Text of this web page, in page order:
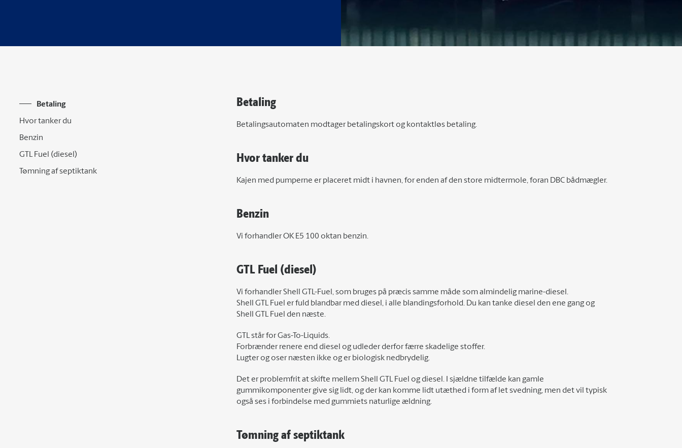
Betaling
Hvor tanker du
Benzin
GTL Fuel (diesel)
Tømning af septiktank
Betaling
Betalingsautomaten modtager betalingskort og kontaktløs betaling.
Hvor tanker du
Kajen med pumperne er placeret midt i havnen, for enden af den store midtermole, foran DBC bådmægler.
Benzin
Vi forhandler OK E5 100 oktan benzin.
GTL Fuel (diesel)
Vi forhandler Shell GTL-Fuel, som bruges på præcis samme måde som almindelig marine-diesel.
Shell GTL Fuel er fuld blandbar med diesel, i alle blandingsforhold. Du kan tanke diesel den ene gang og
Shell GTL Fuel den næste.
GTL står for Gas-To-Liquids.
Forbrænder renere end diesel og udleder derfor færre skadelige stoffer.
Lugter og oser næsten ikke og er biologisk nedbrydelig.
Det er problemfrit at skifte mellem Shell GTL Fuel og diesel. I sjældne tilfælde kan gamle
gummikomponenter give sig lidt, og der kan komme lidt utæthed i form af let svedning, men det vil typisk
også ses i forbindelse med gummiets naturlige ældning.
Tømning af septiktank